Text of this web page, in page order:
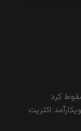
کرد
اکثریت